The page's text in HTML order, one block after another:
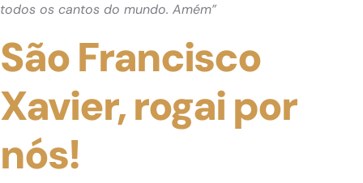
todos os cantos do mundo. Amém”
São Francisco
Xavier, rogai por
nós!